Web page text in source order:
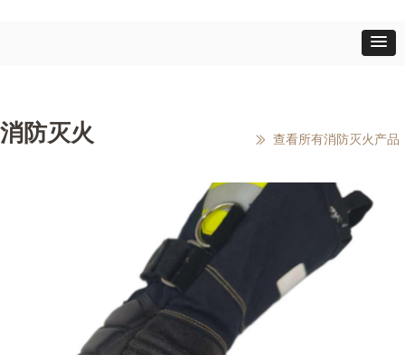
消防灭火 ꅀ 查看所有消防灭火产品